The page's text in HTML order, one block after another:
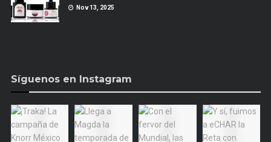
Nov 13, 2025
Síguenos en Instagram